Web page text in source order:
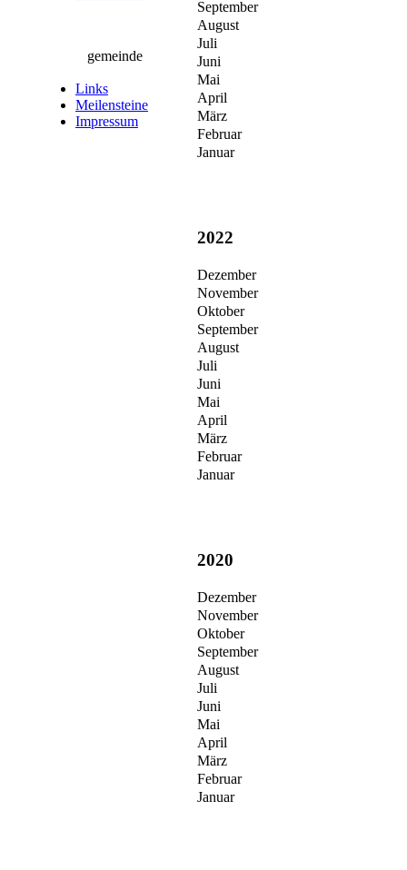
gemeinde
Links
Meilensteine
Impressum
September
August
Juli
Juni
Mai
April
März
Februar
Januar
2022
Dezember
November
Oktober
September
August
Juli
Juni
Mai
April
März
Februar
Januar
2020
Dezember
November
Oktober
September
August
Juli
Juni
Mai
April
März
Februar
Januar